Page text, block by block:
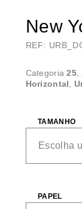
New
REF:
Categoria25,
Horizontal
TAMANHO
PAPEL